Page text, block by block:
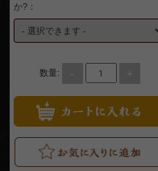
か?：
数量: - +